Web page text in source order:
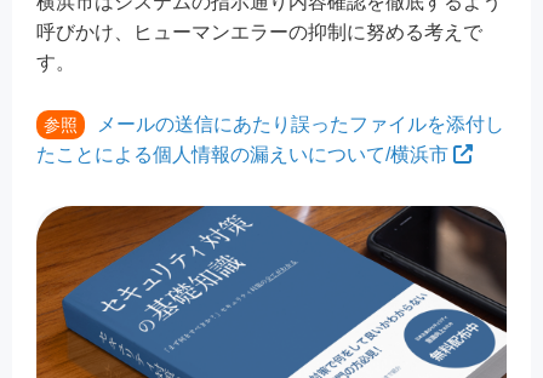
呼びかけ、ヒューマンエラーの抑制に努める考えで
す。
参照
メールの送信にあたり誤ったファイルを添付し
たことによる個人情報の漏えいについて/横浜市